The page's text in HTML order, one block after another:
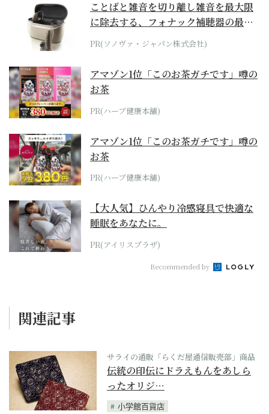
ことばと雑音を切り離し雑音を最大限
に除去する、フォナック補聴器の最上
位モデル
PR(ソノヴァ・ジャパン株式会社)
アマゾン1位「このお茶ガチです」噂の
お茶
PR(ハーブ健康本舗)
アマゾン1位「このお茶ガチです」噂の
お茶
PR(ハーブ健康本舗)
【大人気】ひんやり冷感寝具で快適な
睡眠をあなたに。
PR(アイリスプラザ)
Recommended by
関連記事
サライの通販「らくだ屋通信販売部」商品
伝統の印伝にドラえもんをあしら
ったオリジ…
小学館百貨店